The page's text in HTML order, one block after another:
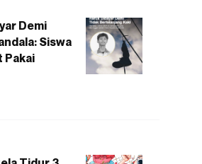
Demi
Siswa
Pakai